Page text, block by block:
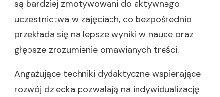
są bardziej zmotywowani do aktywnego
uczestnictwa w zajęciach, co bezpośrednio
przekłada się na lepsze wyniki w nauce oraz
głębsze zrozumienie omawianych treści.
Angażujące techniki dydaktyczne wspierające
rozwój dziecka pozwalają na indywidualizację